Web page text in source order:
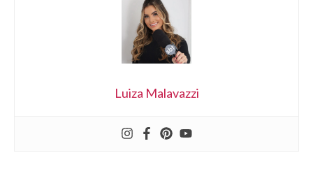
Luiza Malavazzi